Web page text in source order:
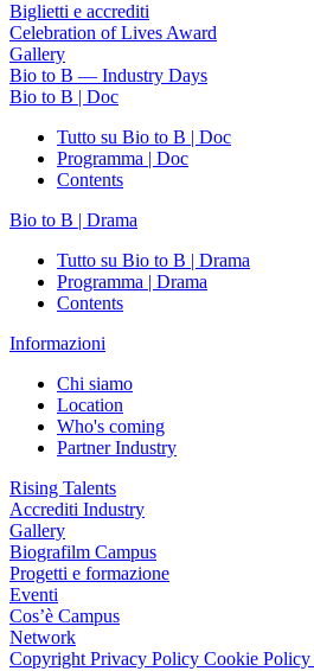
Biglietti e accrediti
Celebration of Lives Award
Gallery
Bio to B — Industry Days
Bio to B | Doc
Tutto su Bio to B | Doc
Programma | Doc
Contents
Bio to B | Drama
Tutto su Bio to B | Drama
Programma | Drama
Contents
Informazioni
Chi siamo
Location
Who's coming
Partner Industry
Rising Talents
Accrediti Industry
Gallery
Biografilm Campus
Progetti e formazione
Eventi
Cos’è Campus
Network
CopyrightPrivacy Policy Cookie Policy